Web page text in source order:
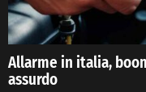
Allarme in italia,
assurdo